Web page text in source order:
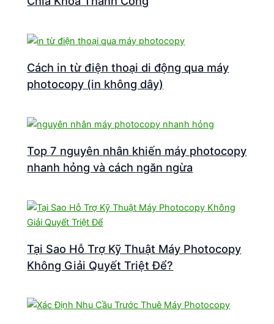
Cách in từ điện thoại di động qua máy
photocopy (in không dây)
Top 7 nguyên nhân khiến máy photocopy
nhanh hỏng và cách ngăn ngừa
Tại Sao Hỗ Trợ Kỹ Thuật Máy Photocopy
Không Giải Quyết Triệt Để?